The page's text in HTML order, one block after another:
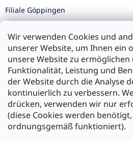
Wir verwenden Cookies und
unserer Website, um Ihnen ein
unsere Website zu
Funktionalität, Leistung und
der Website durch die Analyse
kontinuierlich zu verbessern.
drücken, verwenden wir nur
(diese Cookies werden
ordnungsgemäß funktioniert).
Filiale Göppingen
Filiale Ulm
Zahlung und Versand
Versand mit: